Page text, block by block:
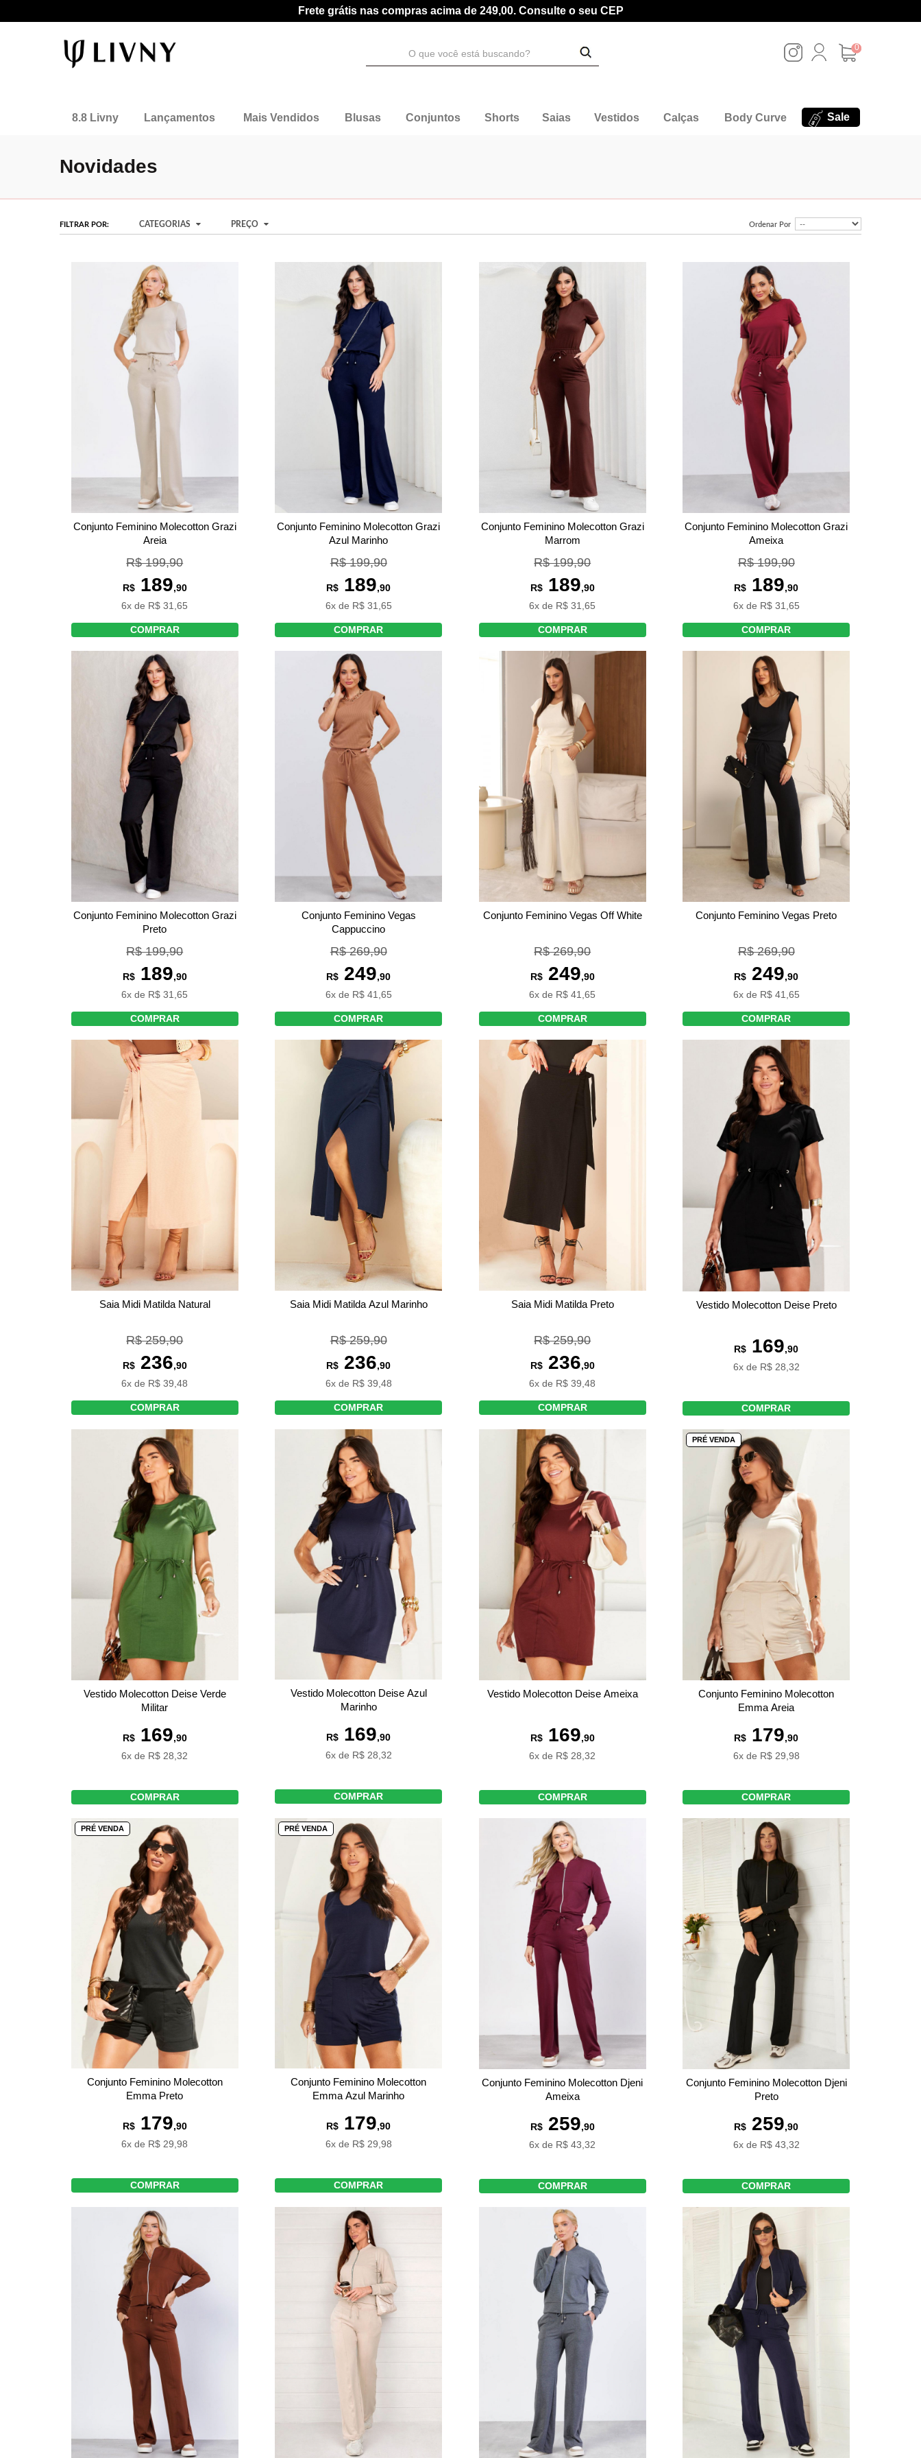
Frete grátis nas compras acima de 249,00. Consulte o seu CEP
0
8.8 Livny Lançamentos Mais Vendidos Blusas Conjuntos Shorts Saias Vestidos Calças Body Curve Sale
Novidades
FILTRAR POR: CATEGORIAS PREÇO Ordenar Por
Conjunto Feminino Molecotton Grazi
Areia
R$ 199,90
R$189,90
6x de R$ 31,65
COMPRAR
Conjunto Feminino Molecotton Grazi
Azul Marinho
R$ 199,90
R$ 189,90
6x de R$ 31,65
COMPRAR
Conjunto Feminino Molecotton Grazi
Marrom
R$ 199,90
R$189,90
6x de R$ 31,65
COMPRAR
Conjunto Feminino Molecotton Grazi
Ameixa
R$ 199,90
R$ 189,90
6x de R$ 31,65
COMPRAR
Conjunto Feminino Molecotton Grazi
Preto
R$ 199,90
R$189,90
6x de R$ 31,65
COMPRAR
Conjunto Feminino Vegas
Cappuccino
R$ 269,90
R$ 249,90
6x de R$ 41,65
COMPRAR
Conjunto Feminino Vegas Off White
R$ 269,90
R$249,90
6x de R$ 41,65
COMPRAR
Conjunto Feminino Vegas Preto
R$ 269,90
R$ 249,90
6x de R$ 41,65
COMPRAR
Saia Midi Matilda Natural
R$ 259,90
R$236,90
6x de R$ 39,48
COMPRAR
Saia Midi Matilda Azul Marinho
R$ 259,90
R$ 236,90
6x de R$ 39,48
COMPRAR
Saia Midi Matilda Preto
R$ 259,90
R$236,90
6x de R$ 39,48
COMPRAR
Vestido Molecotton Deise Preto
R$ 169,90
6x de R$ 28,32
COMPRAR
Vestido Molecotton Deise Verde
Militar
R$169,90
6x de R$ 28,32
COMPRAR
Vestido Molecotton Deise Azul
Marinho
R$ 169,90
6x de R$ 28,32
COMPRAR
Vestido Molecotton Deise Ameixa
R$169,90
6x de R$ 28,32
COMPRAR
PRÉ VENDA
Conjunto Feminino Molecotton
Emma Areia
R$ 179,90
6x de R$ 29,98
COMPRAR
PRÉ VENDA
Conjunto Feminino Molecotton
Emma Preto
R$179,90
6x de R$ 29,98
COMPRAR
PRÉ VENDA
Conjunto Feminino Molecotton
Emma Azul Marinho
R$ 179,90
6x de R$ 29,98
COMPRAR
Conjunto Feminino Molecotton Djeni
Ameixa
R$259,90
6x de R$ 43,32
COMPRAR
Conjunto Feminino Molecotton Djeni
Preto
R$ 259,90
6x de R$ 43,32
COMPRAR